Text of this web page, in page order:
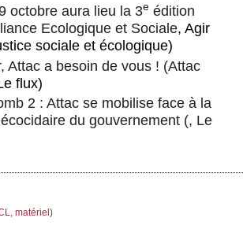
octobre aura lieu la 3e édition
Ecologique et Sociale, Agir
sociale et écologique)
Attac a besoin de vous ! (Attac
flux)
2 : Attac se mobilise face à la
du gouvernement (, Le
matériel)